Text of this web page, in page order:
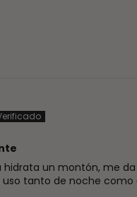
hidrata un montón, me
uso tanto de noche como